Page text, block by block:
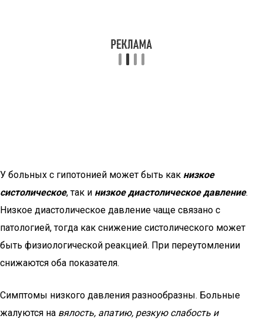
У больных с гипотонией может быть как низкое
систолическое, так и низкое диастолическое давление.
Низкое диастолическое давление чаще связано с
патологией, тогда как снижение систолического может
быть физиологической реакцией. При переутомлении
снижаются оба показателя.
Симптомы низкого давления разнообразны. Больные
жалуются на вялость, апатию, резкую слабость и